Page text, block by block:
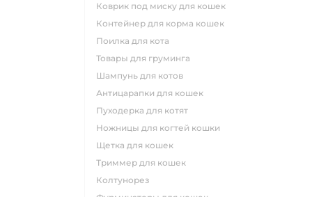
коврик под миску для кошек
контейнер для корма кошек
поилка для кота
товары для груминга
шампунь для котов
антицарапки для кошек
пуходерка для котят
ножницы для когтей кошки
щетка для кошек
триммер для кошек
колтунорез